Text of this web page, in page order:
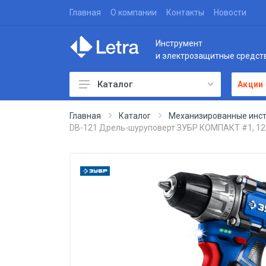
Главная О компании Контакты Новости
Инструмент
и электрозащитные
Каталог Акции
Главная Каталог
Механизированные
DB-121 Дрель-шуруповерт ЗУБР КОМПАКТ #1, 12